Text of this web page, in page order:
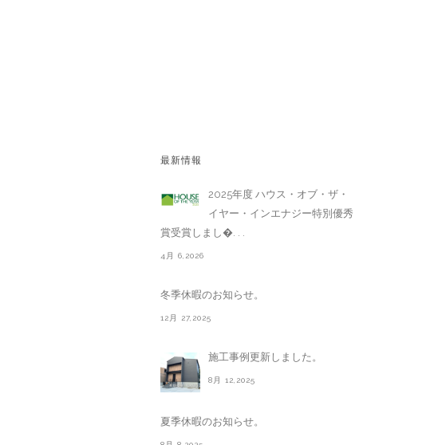
最新情報
2025年度 ハウス・オブ・ザ・
イヤー・インエナジー特別優秀
賞受賞しまし�. . .
4月 6,2026
冬季休暇のお知らせ。
12月 27,2025
施工事例更新しました。
8月 12,2025
夏季休暇のお知らせ。